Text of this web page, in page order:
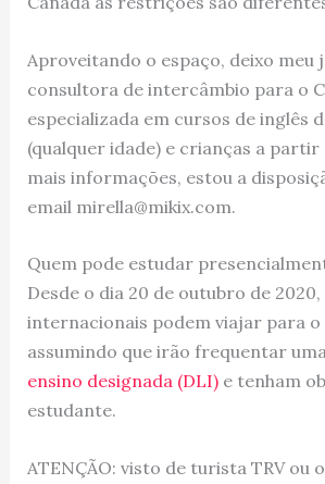
Aproveitando o espaço, deixo meu
consultora de intercâmbio para o
especializada em cursos de inglês
(qualquer idade) e crianças a partir
mais informações, estou a
email mirella@mikix.com.
Quem pode estudar
Desde o dia 20 de outubro de
internacionais podem viajar para o
assumindo que irão frequentar
ensino designada (DLI)e tenham
estudante.
ATENÇÃO: visto de turista TRV ou